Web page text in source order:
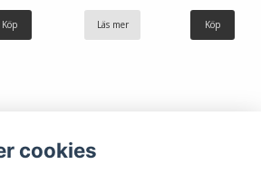
Läs mer Köp
cookies